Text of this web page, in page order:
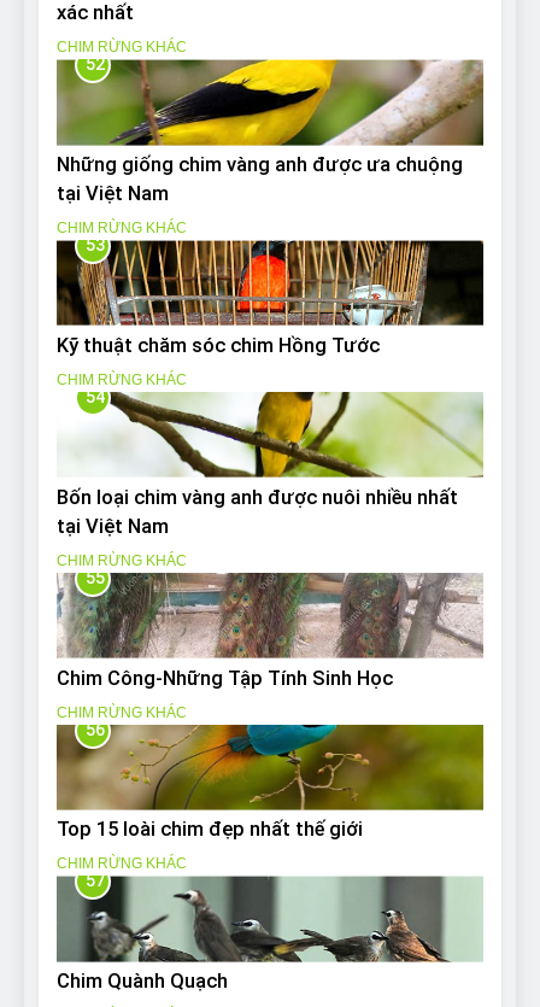
xác nhất
CHIM RỪNG KHÁC
52
Những giống chim vàng anh được ưa chuộng
tại Việt Nam
CHIM RỪNG KHÁC
53
Kỹ thuật chăm sóc chim Hồng Tước
CHIM RỪNG KHÁC
54
Bốn loại chim vàng anh được nuôi nhiều nhất
tại Việt Nam
CHIM RỪNG KHÁC
55
Chim Công-Những Tập Tính Sinh Học
CHIM RỪNG KHÁC
56
Top 15 loài chim đẹp nhất thế giới
CHIM RỪNG KHÁC
57
Chim Quành Quạch